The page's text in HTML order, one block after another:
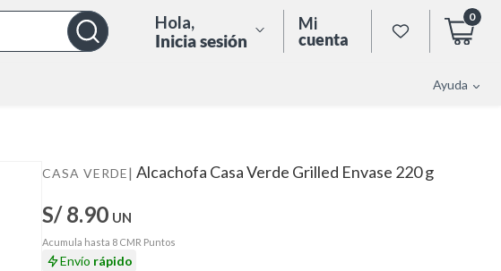
Hola,
Inicia sesión
Mi
cuenta
0
Ayuda
CASA VERDE| Alcachofa Casa Verde Grilled Envase 220 g
S/ 8.90 UN
Acumula hasta 8 CMR Puntos
Envío rápido